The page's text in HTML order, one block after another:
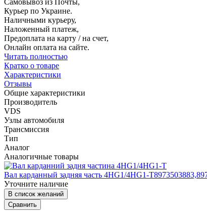
Самовывоз из Почты,
Курьер по Украине.
Наличными курьеру,
Наложенный платеж,
Предоплата на карту / на счет,
Онлайн оплата на сайте.
Читать полностью
Кратко о товаре
Характеристики
Отзывы
Общие характеристики
Производитель
VDS
Узлы автомобиля
Трансмиссия
Тип
Аналог
Аналогичные товары
Вал карданный задняя часть 4HG1/4НG1-
Уточните наличие
В список желаний
Сравнить